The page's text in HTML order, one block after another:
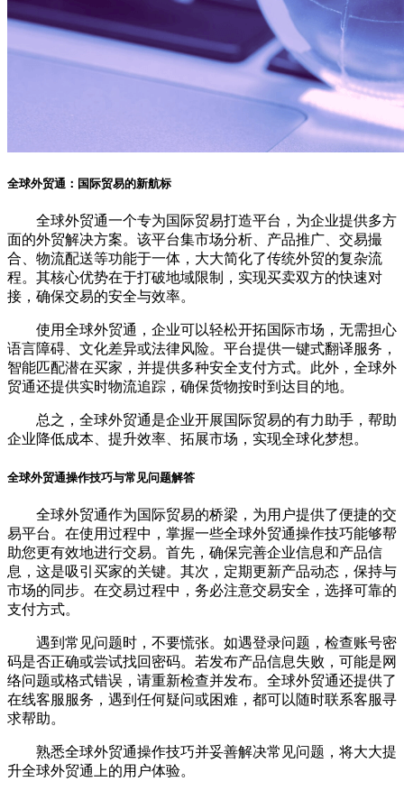
全球外贸通：国际贸易的新航标
全球外贸通一个专为国际贸易打造平台，为企业提供多方
面的外贸解决方案。该平台集市场分析、产品推广、交易撮
合、物流配送等功能于一体，大大简化了传统外贸的复杂流
程。其核心优势在于打破地域限制，实现买卖双方的快速对
接，确保交易的安全与效率。
使用全球外贸通，企业可以轻松开拓国际市场，无需担心
语言障碍、文化差异或法律风险。平台提供一键式翻译服务，
智能匹配潜在买家，并提供多种安全支付方式。此外，全球外
贸通还提供实时物流追踪，确保货物按时到达目的地。
总之，全球外贸通是企业开展国际贸易的有力助手，帮助
企业降低成本、提升效率、拓展市场，实现全球化梦想。
全球外贸通操作技巧与常见问题解答
全球外贸通作为国际贸易的桥梁，为用户提供了便捷的交
易平台。在使用过程中，掌握一些全球外贸通操作技巧能够帮
助您更有效地进行交易。首先，确保完善企业信息和产品信
息，这是吸引买家的关键。其次，定期更新产品动态，保持与
市场的同步。在交易过程中，务必注意交易安全，选择可靠的
支付方式。
遇到常见问题时，不要慌张。如遇登录问题，检查账号密
码是否正确或尝试找回密码。若发布产品信息失败，可能是网
络问题或格式错误，请重新检查并发布。全球外贸通还提供了
在线客服服务，遇到任何疑问或困难，都可以随时联系客服寻
求帮助。
熟悉全球外贸通操作技巧并妥善解决常见问题，将大大提
升全球外贸通上的用户体验。